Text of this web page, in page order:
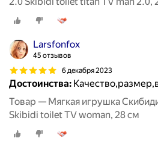
Larsfonfox
45 отзывов
6 декабря 2023
Достоинства:
Товар — Мягкая игрушка
Skibidi toilet TV woman, 28 см